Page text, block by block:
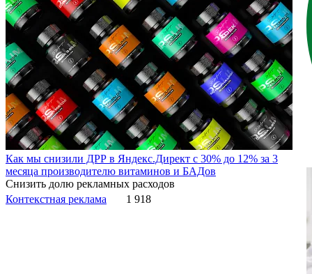
Как мы снизили ДРР в Яндекс.Директ с 30% до 12% за 3
месяца производителю витаминов и БАДов
Снизить долю рекламных расходов
Контекстная реклама
1 918